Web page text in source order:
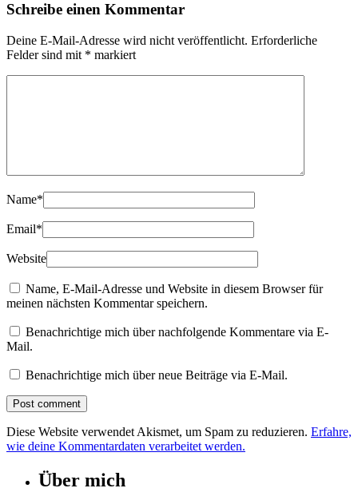
Schreibe einen Kommentar
Deine E-Mail-Adresse wird nicht veröffentlicht. Erforderliche
Felder sind mit * markiert
Name*
Email*
Website
Name, E-Mail-Adresse und Website in diesem Browser für
meinen nächsten Kommentar speichern.
Benachrichtige mich über nachfolgende Kommentare via E-
Mail.
Benachrichtige mich über neue Beiträge via E-Mail.
Diese Website verwendet Akismet, um Spam zu reduzieren. Erfahre,
wie deine Kommentardaten verarbeitet werden.
Über mich